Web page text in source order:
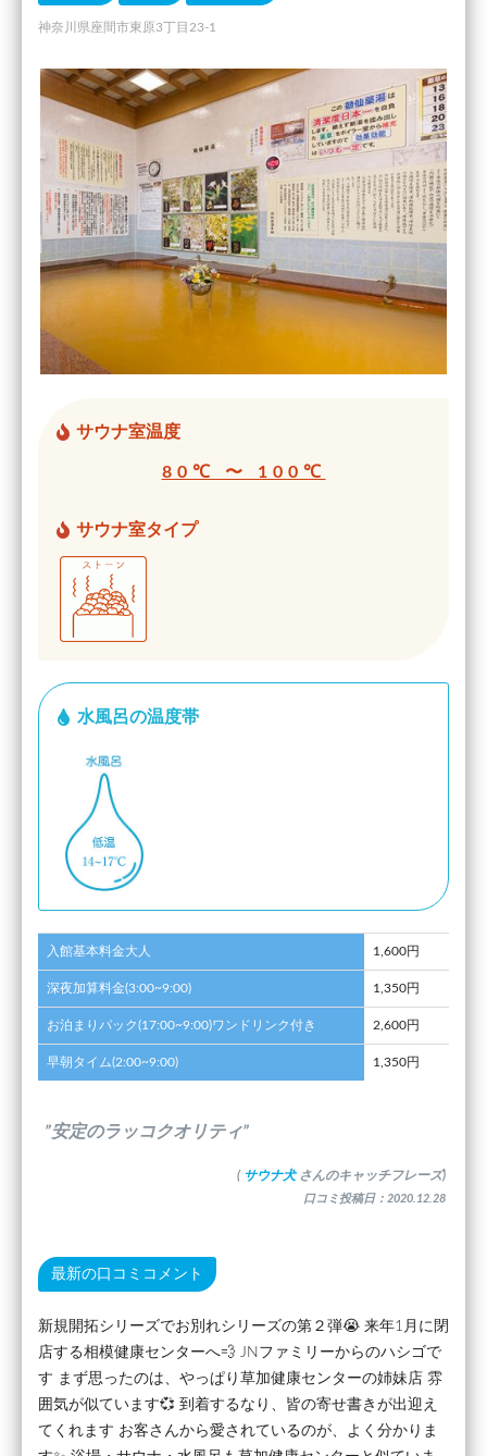
神奈川県座間市東原3丁目23-1
サウナ室温度
80℃ 〜 100℃
サウナ室タイプ
水風呂の温度帯
入館基本料金大人 1,600円
深夜加算料金(3:00~9:00) 1,350円
お泊まりパック(17:00~9:00)ワンドリンク付き 2,600円
早朝タイム(2:00~9:00) 1,350円
”安定のラッコクオリティ”
( サウナ犬 さんのキャッチフレーズ)
口コミ投稿日：2020.12.28
最新の口コミコメント
新規開拓シリーズでお別れシリーズの第２弾😭 来年1月に閉
店する相模健康センターへ💨 JNファミリーからのハシゴで
す まず思ったのは、やっぱり草加健康センターの姉妹店 雰
囲気が似ています💞 到着するなり、皆の寄せ書きが出迎え
てくれます お客さんから愛されているのが、よく分かりま